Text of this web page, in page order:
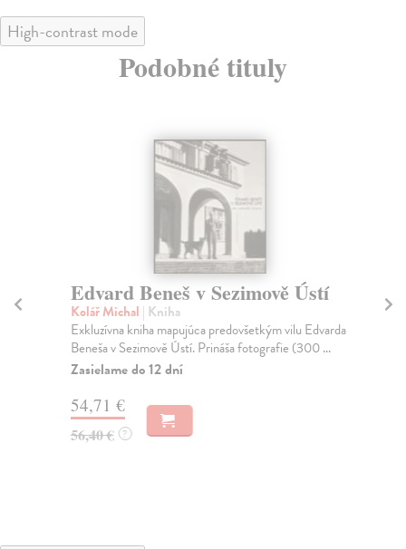
High-contrast mode
Podobné tituly
Edvard Beneš v Sezimově Ústí
Kolář Michal| Kniha
Exkluzívna kniha mapujúca predovšetkým vilu Edvarda
Beneša v Sezimově Ústí. Prináša fotografie (300 ...
Zasielame do 12 dní
54,71 €
56,40 € ?